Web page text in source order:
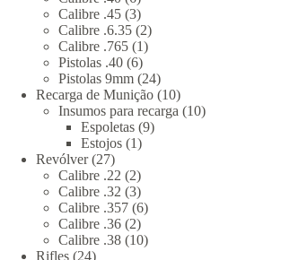
produtos
Calibre .45 33
produtos
Calibre .6.35 22
produtos
Calibre .765 11
Pistolas .40 66
produtos
Pistolas 9mm 2424
produtos
Recarga de Munição 1010
produtos
Insumos para recarga 1010
Espoletas 99
Estojos 11
Revólver 2727
produtos
Calibre .22 22
produtos
Calibre .32 33
produtos
Calibre .357 66
Calibre .36 22
produtos
Calibre .38 1010
Rifles 2424